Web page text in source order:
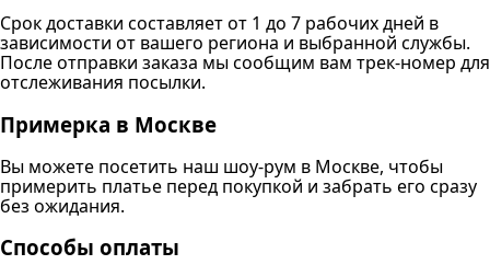
Срок доставки составляет от 1 до 7 рабочих дней в
зависимости от вашего региона и выбранной службы.
После отправки заказа мы сообщим вам трек-номер для
отслеживания посылки.
Примерка в Москве
Вы можете посетить наш шоу-рум в Москве, чтобы
примерить платье перед покупкой и забрать его сразу
без ожидания.
Способы оплаты